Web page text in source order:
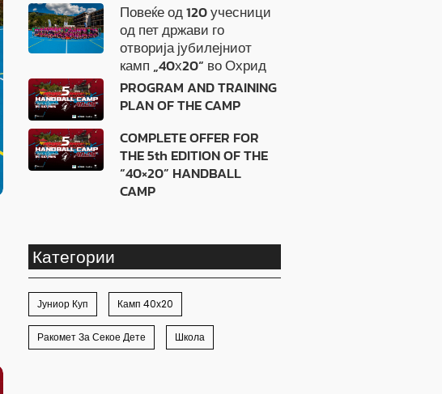
Повеќе од 120 учесници
од пет држави го
отворија јубилејниот
камп „40х20“ во Охрид
PROGRAM AND TRAINING
PLAN OF THE CAMP
COMPLETE OFFER FOR
THE 5th EDITION OF THE
“40×20” HANDBALL
CAMP
Категории
Јуниор Куп Камп 40х20
Ракомет За Секое Дете Школа